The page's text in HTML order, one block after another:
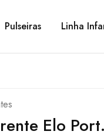
Pulseiras Linha
Elo